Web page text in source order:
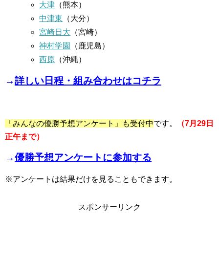
大津 （熊本）
中津東 （大分）
宮崎日大 （宮崎）
神村学園
（鹿児島）
西原 （沖縄）
→詳しい日程・組み合わせはコチラ
「みんなの優勝予想アンケート」も受付中です。
（7月29日
正午まで）
→優勝予想アンケートに参加する
※アンケートは結果だけを見ることもできます。
スポンサーリンク